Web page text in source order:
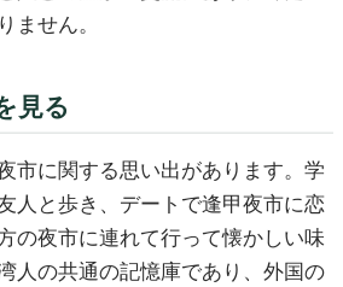
ません。
見る
市に関する思い出があります。学
人と歩き、デートで逢甲夜市に恋
の夜市に連れて行って懐かしい味
人の共通の記憶庫であり、外国の